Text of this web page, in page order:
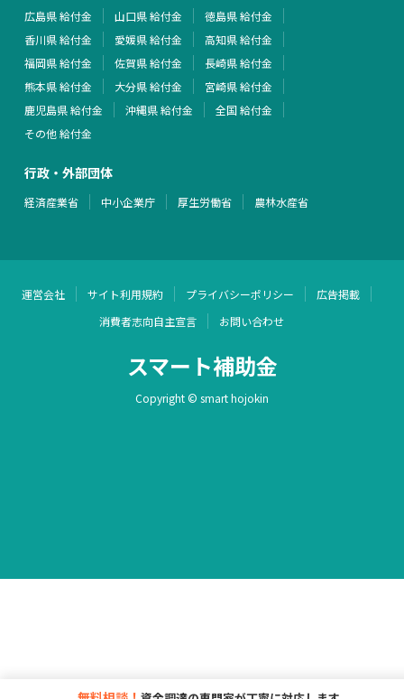
広島県 給付金
山口県 給付金
徳島県 給付金
香川県 給付金
愛媛県 給付金
高知県 給付金
福岡県 給付金
佐賀県 給付金
長崎県 給付金
熊本県 給付金
大分県 給付金
宮崎県 給付金
鹿児島県 給付金
沖縄県 給付金
全国 給付金
その他 給付金
行政・外部団体
経済産業省 中小企業庁 厚生労働省 農林水産省
運営会社 サイト利用規約 プライバシーポリシー
広告掲載
消費者志向自主宣言
お問い合わせ
スマート補助金
Copyright © smart hojokin